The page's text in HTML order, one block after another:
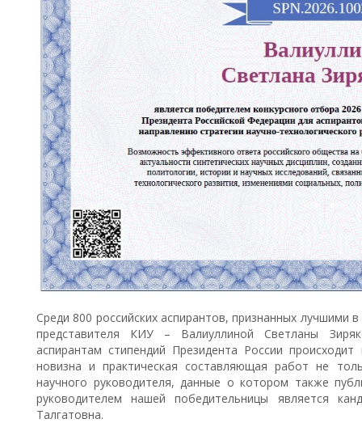
Среди 800 российских аспирантов, признанных лучшими
представителя КИУ – Валиуллиной Светланы
аспирантам стипендий Президента России
новизна и практическая составляющая работ не
научного руководителя, данные о котором также
руководителем нашей победительницы является
Талгатовна.